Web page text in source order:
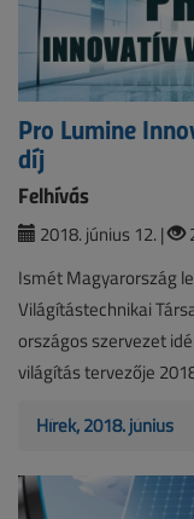
Pro Lumine
díj
Felhívás
2018. június 12. |
Ismét Magyarország
Világítástechnikai
országos szervezet
világítás tervezője
Hírek, 2018. június